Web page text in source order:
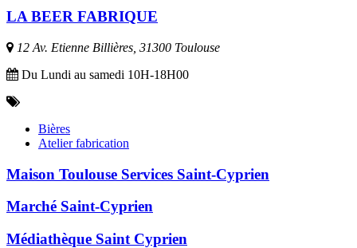
LA BEER FABRIQUE
12 Av. Etienne Billières, 31300 Toulouse
Du Lundi au samedi 10H-18H00
Bières
Atelier fabrication
Maison Toulouse Services Saint-Cyprien
Marché Saint-Cyprien
Médiathèque Saint Cyprien